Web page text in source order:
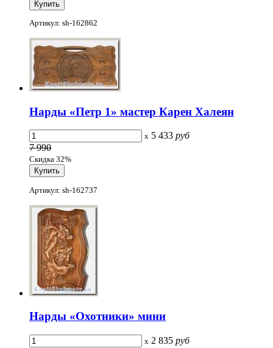
Артикул: sh-162862
Нарды «Петр 1» мастер Карен Халеян
x 5 433 руб
7 990
Скидка 32%
Артикул: sh-162737
Нарды «Охотники» мини
x 2 835 руб